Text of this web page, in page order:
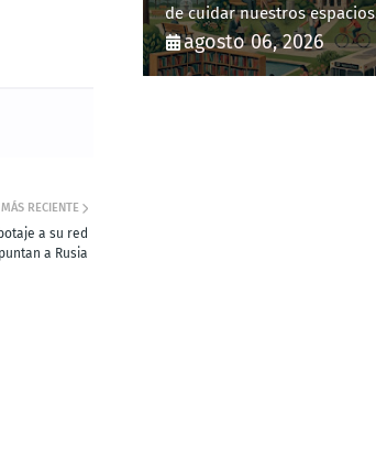
MÁS RECIENTE
a su red
a Rusia
de cuidar nuestros espacios
públicos
agosto 06, 2026